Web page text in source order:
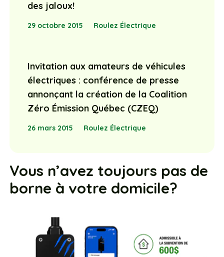
des jaloux!
29 octobre 2015 Roulez Électrique
Invitation aux amateurs de véhicules
électriques : conférence de presse
annonçant la création de la Coalition
Zéro Émission Québec (CZEQ)
26 mars 2015 Roulez Électrique
Vous n’avez toujours pas de
borne à votre domicile?